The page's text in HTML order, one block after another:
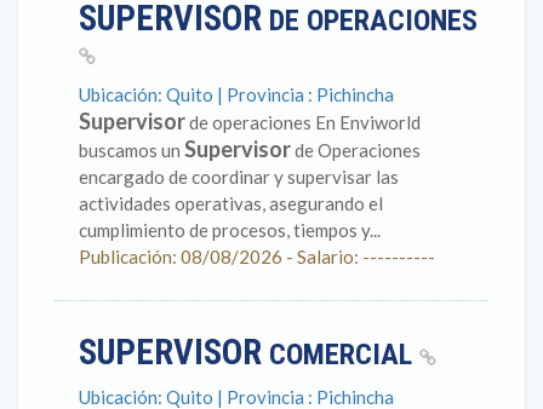
SUPERVISOR DE OPERACIONES
Ubicación: Quito | Provincia : Pichincha
Supervisorde operaciones En Enviworld
buscamos un Supervisorde Operaciones
encargado de coordinar y supervisar las
actividades operativas, asegurando el
cumplimiento de procesos, tiempos y...
Publicación: 08/08/2026 - Salario: ----------
SUPERVISOR COMERCIAL
Ubicación: Quito | Provincia : Pichincha